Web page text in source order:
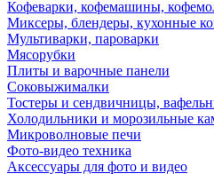
Кофеварки, кофемашины,
Миксеры, блендеры, кухонные
Мультиварки, пароварки
Мясорубки
Плиты и варочные панели
Соковыжималки
Тостеры и сендвичницы,
Холодильники и морозильные
Микроволновые печи
Фото-видео техника
Аксессуары для фото и видео